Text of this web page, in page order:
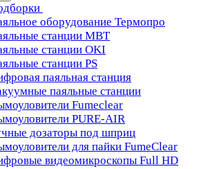
оборудование Термопро
станции MBT
станции OKI
станции PS
паяльная станция
паяльные станции
Fumeclear
PURE-AIR
дозаторы под шприц
для пайки FumeClear
видеомикроскопы Full HD